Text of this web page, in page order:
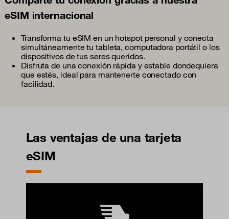
eSIM internacional
Transforma tu eSIM en un hotspot personal y conecta
simultáneamente tu tableta, computadora portátil o los
dispositivos de tus seres queridos.
Disfruta de una conexión rápida y estable dondequiera
que estés, ideal para mantenerte conectado con
facilidad.
Las ventajas de una tarjeta
eSIM